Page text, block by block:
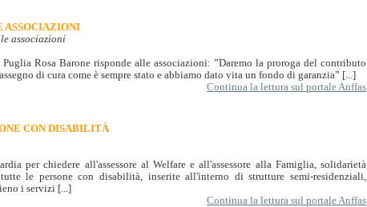
ASSOCIAZIONI
associazioni
Puglia Rosa Barone risponde alle associazioni: ”Daremo la proroga del contributo
di cura come è sempre stato e abbiamo dato vita un fondo di garanzia” [...]
Continua la lettura sul portale Anffas
CON DISABILITÀ
per chiedere all'assessore al Welfare e all'assessore alla Famiglia, solidarietà
le persone con disabilità, inserite all'interno di strutture semi-residenziali,
i servizi [...]
Continua la lettura sul portale Anffas